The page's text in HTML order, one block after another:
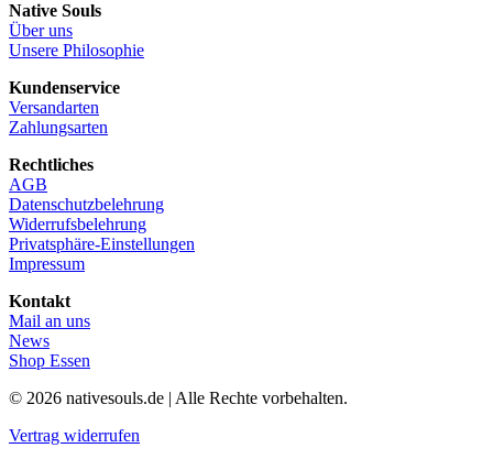
Native Souls
Über uns
Unsere Philosophie
Kundenservice
Versandarten
Zahlungsarten
Rechtliches
AGB
Datenschutzbelehrung
Widerrufsbelehrung
Privatsphäre-Einstellungen
Impressum
Kontakt
Mail an uns
News
Shop Essen
© 2026 nativesouls.de | Alle Rechte vorbehalten.
Vertrag widerrufen